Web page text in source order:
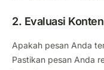
2. Evaluasi
Apakah pesan Anda
Pastikan pesan Anda